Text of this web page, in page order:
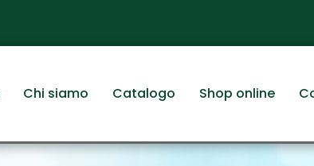
Chi siamo Catalogo Shop online